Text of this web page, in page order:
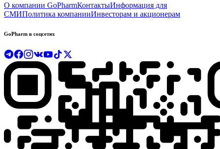
О компании GoPharmКонтактыИнформация для
СМИПолитика компанииИнвесторам и акционерам
GoPharm в соцсетях